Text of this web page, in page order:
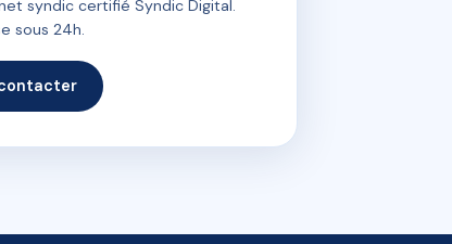
syndic certifié Syndic Digital.
sous 24h.